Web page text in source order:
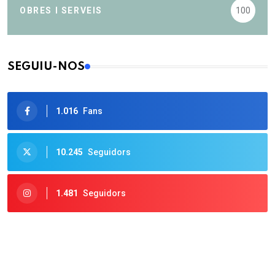
OBRES I SERVEIS 100
SEGUIU-NOS
1.016 Fans
10.245 Seguidors
1.481 Seguidors